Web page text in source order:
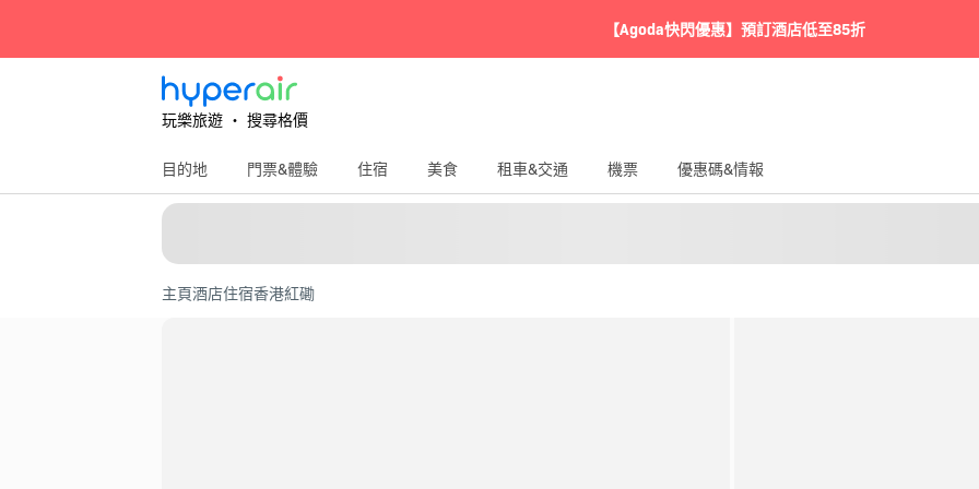
【Agoda快閃優惠】預訂酒店低至85折
玩樂旅遊 ‧ 搜尋格價
目的地 門票&體驗 住宿 美食 租車&交通 機票 優惠碼&情報
主頁酒店住宿香港紅磡